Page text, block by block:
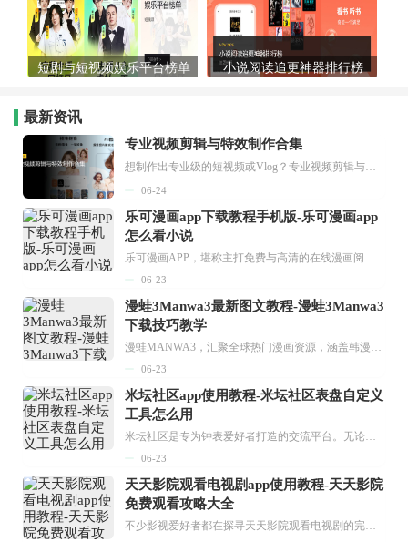
短剧与短视频娱乐平台榜单 小说阅读追更神器排行榜
最新资讯
专业视频剪辑与特效制作合集
想制作出专业级的短视频或Vlog？专业视频剪辑与特效制作大全专题为你提供了从剪辑、抠像到特效包装的全套解决方案。无论是添加炫酷的片头、进行精准的视频抠图，还是制...
06-24
乐可漫画app下载教程手机版-乐可漫画app
怎么看小说
乐可漫画APP，堪称主打免费与高清的在线漫画阅读神器。其官方版提供海量完整版漫画资源，无论是国内漫画，还是日漫、韩漫、台漫、美漫等国外漫画，应有尽有，随时供你阅读。只需轻点一下，便能直接进入阅读界面。不仅如此，乐可漫画最新版本更新速度极快，在这里，你总能抢先看到全网一手漫画章节内容！...
06-23
漫蛙3Manwa3最新图文教程-漫蛙3Manwa3
下载技巧教学
漫蛙MANWA3，汇聚全球热门漫画资源，涵盖韩漫、欧美漫画、国漫等多种类型，题材丰富多样，全方位满足用户阅读喜好。它不仅是阅读平台，更是创作平台，为广大用户打造零门槛创作环境。...
06-23
米坛社区app使用教程-米坛社区表盘自定义
工具怎么用
米坛社区是专为钟表爱好者打造的交流平台。无论你是初涉钟表领域的普通爱好者，还是拥有多年收藏经验的资深玩家，都能在此找到属于自己的天地。 无需注册，就能轻松参与其中。通过专业的讨论论坛与丰富的交互功能，你可与世界各地的钟表爱好者畅快交流。若你钟情于钟表，米坛社区无疑是值得一试的理想之选。在这里，你能获取最新的手表资讯，交流见解，提升鉴赏品味，让每一块手表都成为收藏故事中重要的一部分。感兴趣的朋友，不要错过下载机会。...
06-23
天天影院观看电视剧app使用教程-天天影院
免费观看攻略大全
不少影视爱好者都在探寻天天影院观看电视剧的完整方法，结合最新平台使用规则，本篇新手入门攻略全面讲解观看渠道、检索流程、播放设置以及画面模式调整等实用内容。全文适配手机、电脑等主流设备，步骤简洁易懂，无论是初次使用的新手，还是想要优化观影体验的用户，都能参照内容快速上手，熟练掌握平台各项操作技巧，轻松畅享影视内容。...